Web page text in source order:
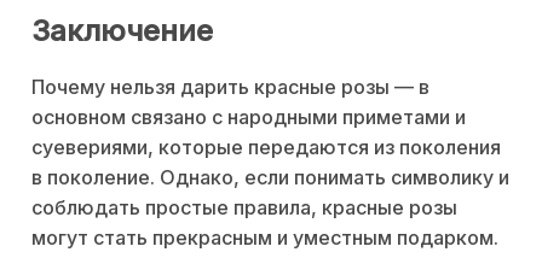
Заключение
Почему нельзя дарить красные розы — в
основном связано с народными приметами и
суевериями, которые передаются из поколения
в поколение. Однако, если понимать символику и
соблюдать простые правила, красные розы
могут стать прекрасным и уместным подарком.